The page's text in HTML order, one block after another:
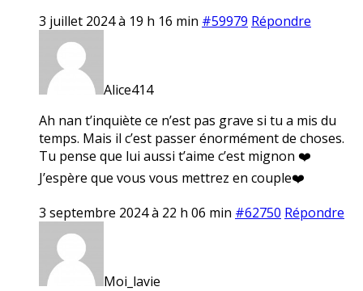
3 juillet 2024 à 19 h 16 min #59979 Répondre
Alice414
Ah nan t’inquiète ce n’est pas grave si tu a mis du
temps. Mais il c’est passer énormément de choses.
Tu pense que lui aussi t’aime c’est mignon ❤️
J’espère que vous vous mettrez en couple❤️
3 septembre 2024 à 22 h 06 min #62750 Répondre
Moi_lavie